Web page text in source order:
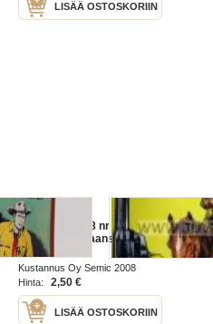
LISÄÄ OSTOSKORIIN
Tex Willer 2008 nr 16 Kitt Willer
näyttää hampaansa
Kustannus Oy Semic 2008
Hinta:
2,50 €
LISÄÄ OSTOSKORIIN